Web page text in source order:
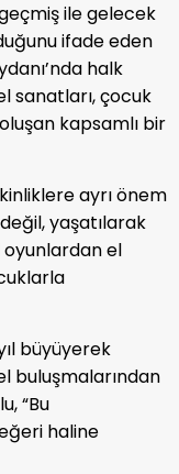
ile gelecek
ifade eden
halk
sanatları, çocuk
kapsamlı bir
ayrı önem
yaşatılarak
el
büyüyerek
buluşmalarından
“Bu
haline